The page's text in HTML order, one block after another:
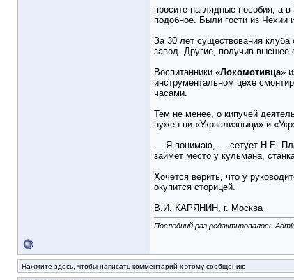
просите наглядные пособия, а
подобное. Были гости из Чехии
За 30 лет существования
завод. Другие, получив высшее
Воспитанники «Локомотивца»
инструментальном цехе
часами.
Тем не менее, о кипучей
нужен ни «Укрзализныци» и
— Я понимаю, — сетует Н.Е.
займет место у кульмана,
Хочется верить, что у
окупится сторицей.
В.И. КАРЯНИН, г. Москва
Последний раз редактировалось
Нажмите здесь, чтобы написать комментарий к этому сообщению